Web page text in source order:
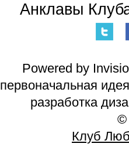
Анклавы
Powered by
первоначальная
разработка
©
Клуб